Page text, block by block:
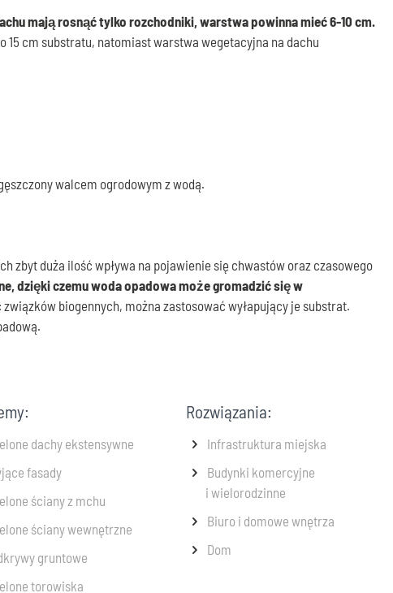
mają rosnąć tylko rozchodniki, warstwa powinna mieć 6-10 cm.
15 cm substratu, natomiast warstwa wegetacyjna na dachu
walcem ogrodowym z wodą.
zbyt duża ilość wpływa na pojawienie się chwastów oraz czasowego
dzięki czemu woda opadowa może gromadzić się w
biogennych, można zastosować wyłapujący je substrat.
dachy ekstensywne
fasady
ściany z mchu
ściany wewnętrzne
gruntowe
torowiska
Rozwiązania:
Infrastruktura miejska
Budynki komercyjne
i wielorodzinne
Biuro i domowe wnętrza
Dom